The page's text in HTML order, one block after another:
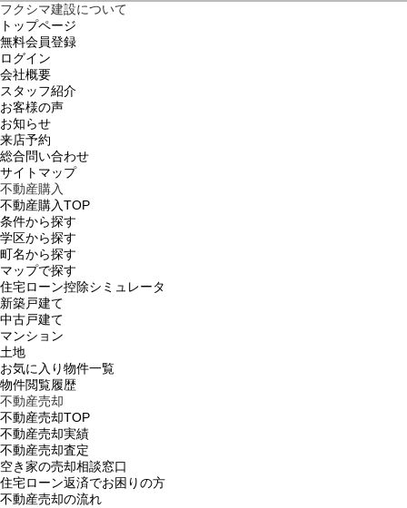
フクシマ建設について
トップページ
無料会員登録
ログイン
会社概要
スタッフ紹介
お客様の声
お知らせ
来店予約
総合問い合わせ
サイトマップ
不動産購入
不動産購入TOP
条件から探す
学区から探す
町名から探す
マップで探す
住宅ローン控除シミュレータ
新築戸建て
中古戸建て
マンション
土地
お気に入り物件一覧
物件閲覧履歴
不動産売却
不動産売却TOP
不動産売却実績
不動産売却査定
空き家の売却相談窓口
住宅ローン返済でお困りの方
不動産売却の流れ